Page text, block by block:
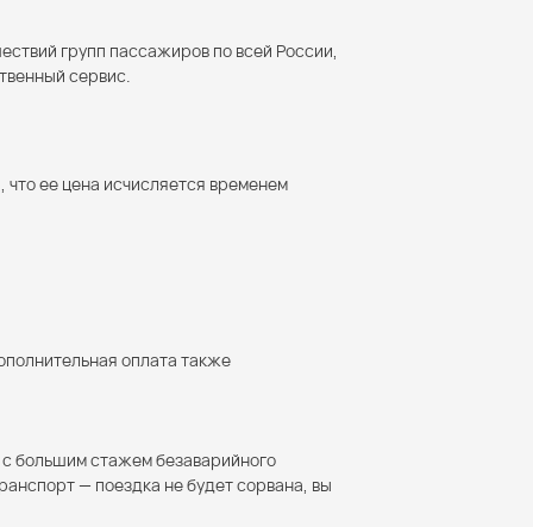
групп пассажиров по всей России,
сервис.
ее цена исчисляется временем
оплата также
большим стажем безаварийного
— поездка не будет сорвана, вы